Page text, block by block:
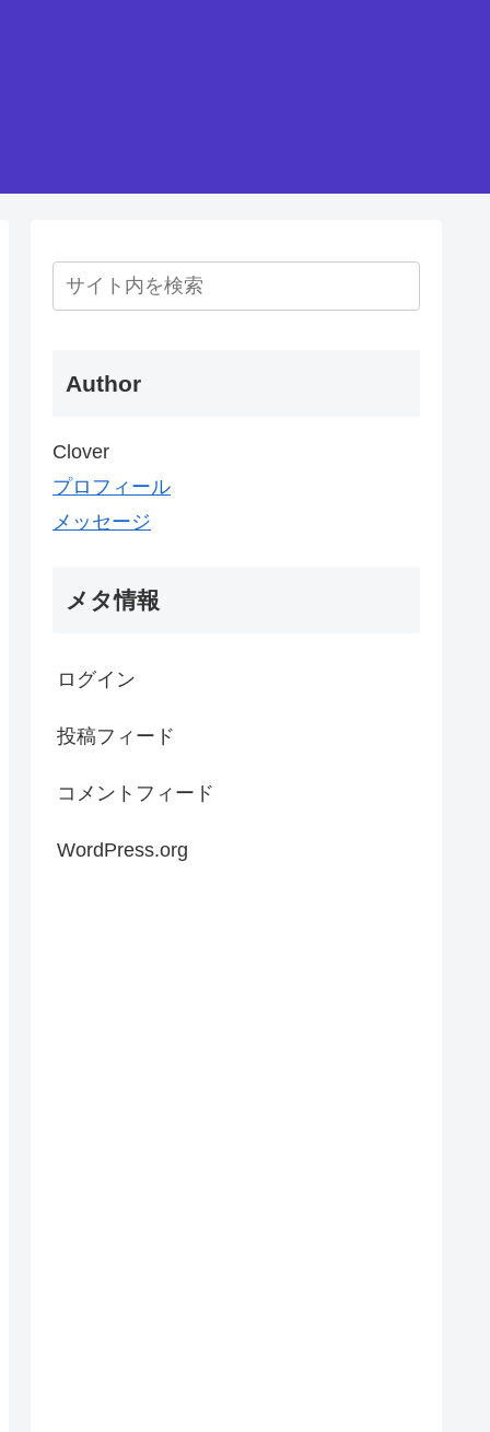
Author
Clover
プロフィール
メッセージ
メタ情報
ログイン
投稿フィード
コメントフィード
WordPress.org